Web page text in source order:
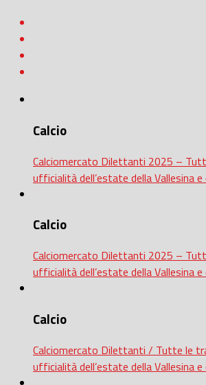
Calcio
Calciomercato Dilettanti 2025 –
ufficialità dell’estate della Vallesina
Calcio
Calciomercato Dilettanti 2025 –
ufficialità dell’estate della Vallesina
Calcio
Calciomercato Dilettanti / Tutte le
ufficialità dell’estate della Vallesina